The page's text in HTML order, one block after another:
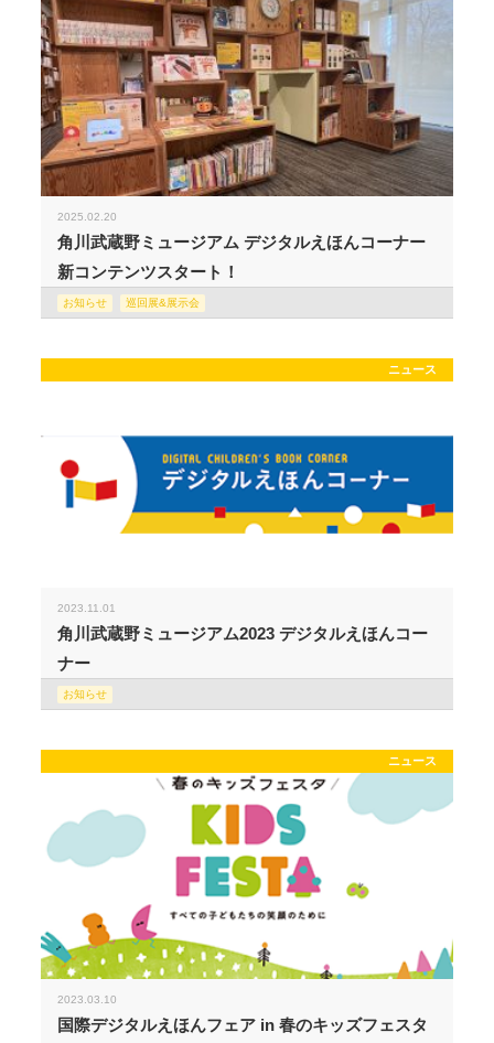
2025.02.20
角川武蔵野ミュージアム デジタルえほんコーナー
新コンテンツスタート！
お知らせ 巡回展&展示会
ニュース
2023.11.01
角川武蔵野ミュージアム2023 デジタルえほんコー
ナー
お知らせ
ニュース
2023.03.10
国際デジタルえほんフェア in 春のキッズフェスタ